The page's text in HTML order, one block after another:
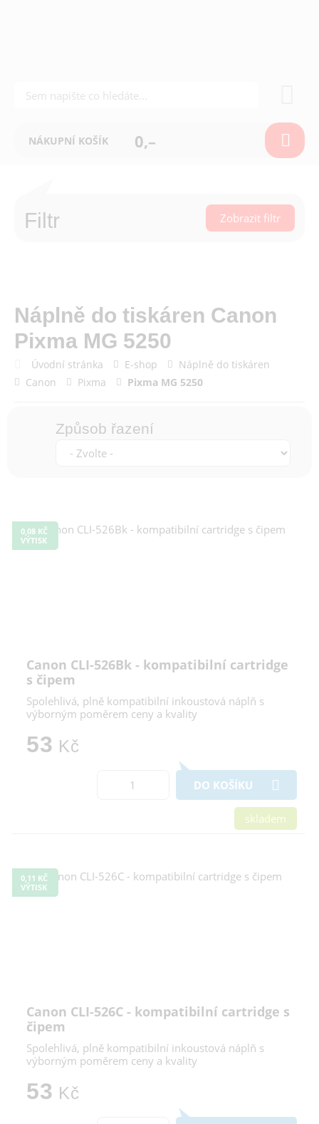
NÁKUPNÍ KOŠÍK 0,–
Filtr Zobrazit filtr
Náplně do tiskáren Canon
Pixma MG 5250
Úvodní stránka E-shop
Náplně do tiskáren
Canon
Pixma Pixma MG 5250
Způsob řazení
0,08 KČ
VÝTISK
Canon CLI-526Bk - kompatibilní cartridge
s čipem
Spolehlivá, plně kompatibilní inkoustová náplň s
výborným poměrem ceny a kvality
53 Kč
DO KOŠÍKU
skladem
0,11 KČ
VÝTISK
Canon CLI-526C - kompatibilní cartridge s
čipem
Spolehlivá, plně kompatibilní inkoustová náplň s
výborným poměrem ceny a kvality
53 Kč